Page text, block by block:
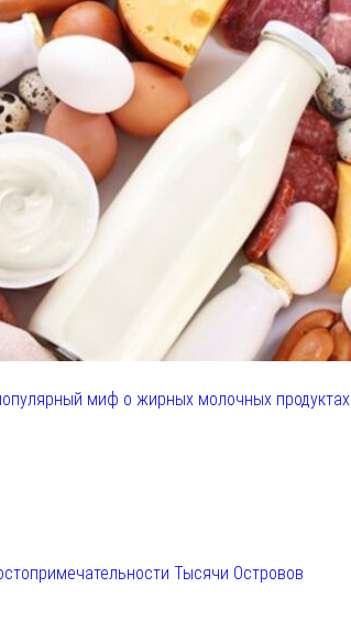
миф о жирных молочных продуктах
Тысячи Островов